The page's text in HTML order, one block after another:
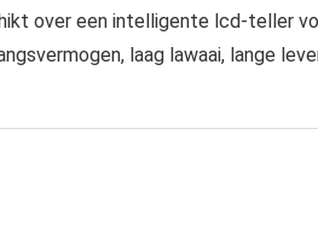
over een intelligente lcd-teller
laag lawaai, lange